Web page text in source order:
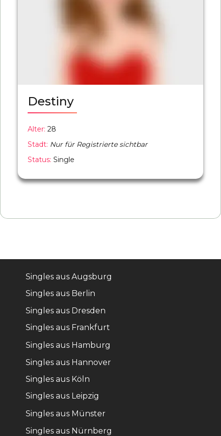
Destiny
Alter: 28
Stadt: Nur für Registrierte sichtbar
Status: Single
Singles aus Augsburg
Singles aus Berlin
Singles aus Dresden
Singles aus Frankfurt
Singles aus Hamburg
Singles aus Hannover
Singles aus Köln
Singles aus Leipzig
Singles aus Münster
Singles aus Nürnberg